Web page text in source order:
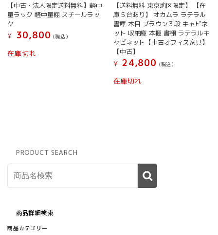
【中古・法人限定送料無料】軽中
量ラック 軽中量棚 スチールラッ
ク
¥
30,800 (税込）
在庫切れ
【送料無料 東京地区限定】 【在
庫５台あり】 オカムラ ラテラル
書庫 木目 ブラウン３段 キャビネ
ット 収納庫 本棚 書棚 ラテラルキ
ャビネット【中古オフィス家具】
【中古】
¥ 24,800 (税込）
在庫切れ
PRODUCT SEARCH
商品詳細検索
商品カテゴリー